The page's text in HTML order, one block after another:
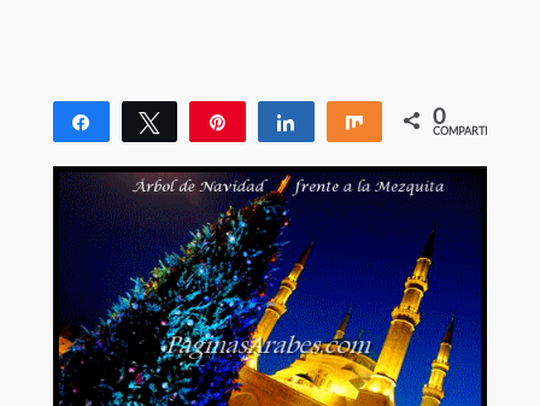
Compartir Twittear Compartir Compartir
0
COMPARTIR